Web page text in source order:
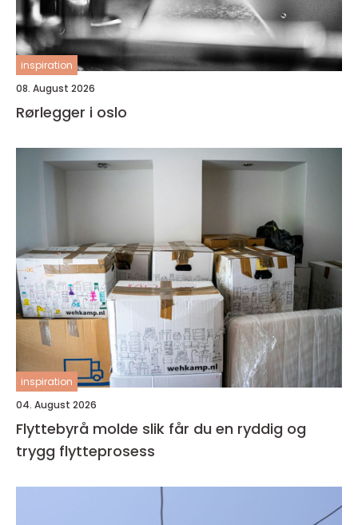
inspiration
08. August 2026
Rørlegger i oslo
inspiration
04. August 2026
Flyttebyrå molde slik får du en ryddig og
trygg flytteprosess